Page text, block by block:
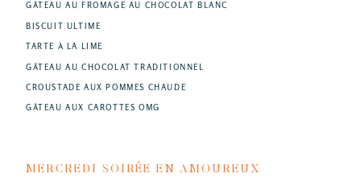
GÂTEAU AU FROMAGE AU CHOCOLAT BLANC
BISCUIT ULTIME
TARTE À LA LIME
GÂTEAU AU CHOCOLAT TRADITIONNEL
CROUSTADE AUX POMMES CHAUDE
GÂTEAU AUX CAROTTES OMG
MERCREDI SOIRÉE EN AMOUREUX